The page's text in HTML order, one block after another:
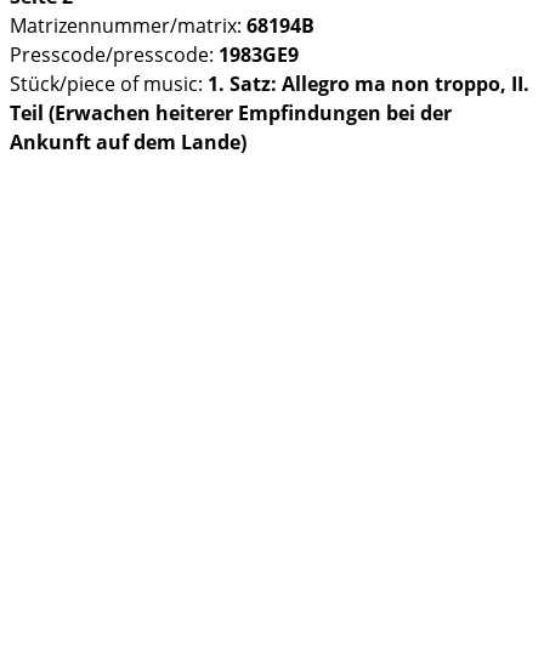
Matrizennummer/matrix: 68194B
Presscode/presscode: 1983GE9
Stück/piece of music: 1. Satz: Allegro ma non troppo, II.
Teil (Erwachen heiterer Empfindungen bei der
Ankunft auf dem Lande)